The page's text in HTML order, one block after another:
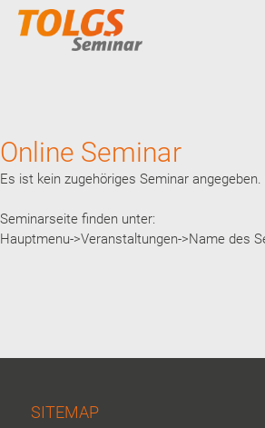
Online Seminar
Es ist kein zugehöriges Seminar
Seminarseite finden unter:
Hauptmenu->Veranstaltungen->Name des
SITEMAP